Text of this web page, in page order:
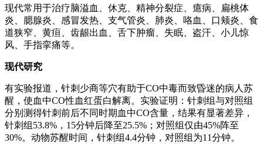
现代常用于治疗脑溢血、休克、精神分裂症、癔病、扁桃体
炎、腮腺炎、感冒发热、支气管炎、肺炎、咯血、口颊炎、食
道狭窄、黄疸、齿龈出血、舌下肿瘤、失眠、盗汗、小儿惊
风、手指挛痛等。
现代研究
有实验报道，针刺少商等穴有助于CO中毒而致昏迷的病人苏
醒，使血中CO性血红蛋白解离。实验证明：针刺组与对照组
分别测得针刺前后不同时期血中CO含量，结果有显著差异，
针刺组53.8%，15分钟后降至25.5%；对照组仅由45%阵至
30%。动物苏醒时间，针刺组4.4分钟，对照组为11分钟。